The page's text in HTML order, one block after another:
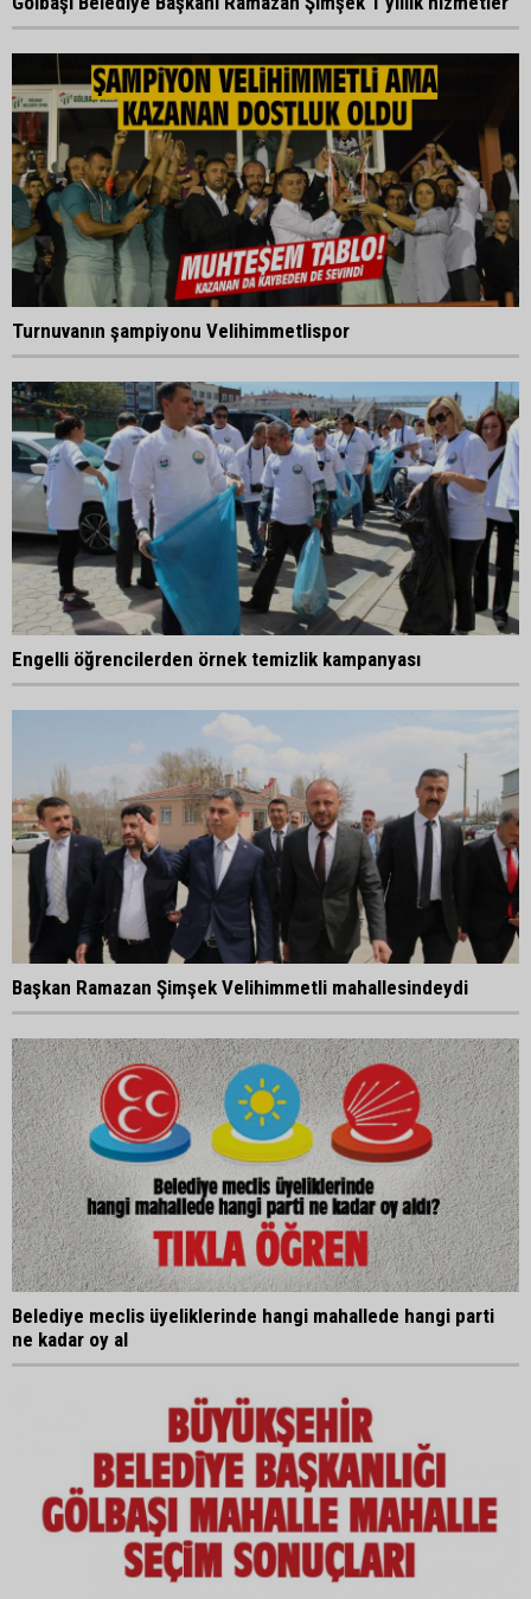
Turnuvanın şampiyonu Velihimmetlispor
Engelli öğrencilerden örnek temizlik kampanyası
Başkan Ramazan Şimşek Velihimmetli mahallesindeydi
Belediye meclis üyeliklerinde hangi mahallede hangi parti
ne kadar oy al